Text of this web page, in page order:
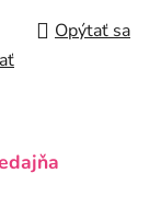
Opýtať sa